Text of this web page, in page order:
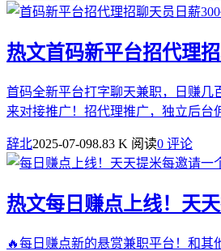
热文首码新平台招代理
首码全新平台打字聊天兼职，日赚几
来对接推广！招代理推广，独立后台
辞北2025-07-098.83 K 阅读0 评论
热文每日赚点上线！天
🔥每日赚点新的悬赏兼职平台！和